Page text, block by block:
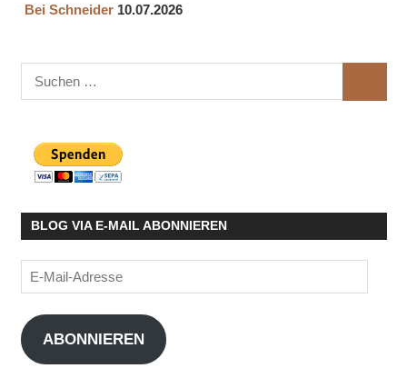
Bei Schneider 10.07.2026
Suchen
nach:
BLOG VIA E-MAIL ABONNIEREN
E-
Mail-
Adresse
ABONNIEREN